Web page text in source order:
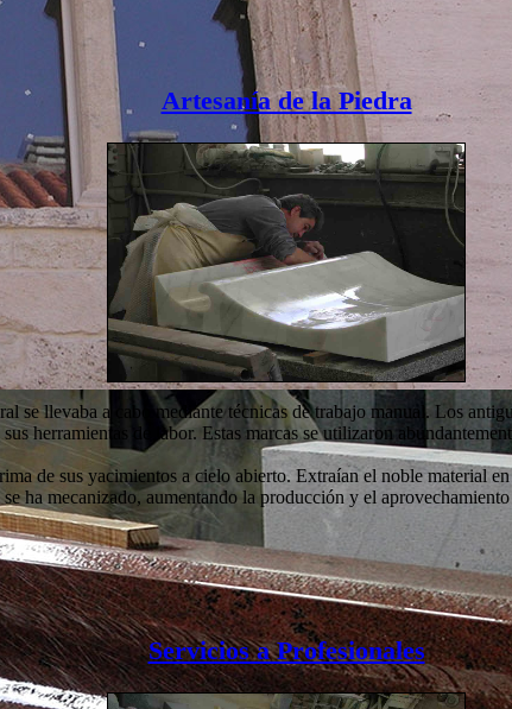
Artesanía de la Piedra
se llevaba a cabo mediante técnicas de trabajo manual. Los
herramientas de labor. Estas marcas se utilizaron
de sus yacimientos a cielo abierto. Extraían el noble material
ha mecanizado, aumentando la producción y el
Servicios a Profesionales